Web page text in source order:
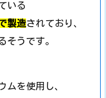
いる
製造されており、
そうです。
ムを使用し、